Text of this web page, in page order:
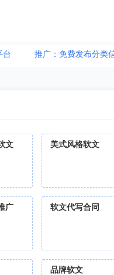
台 推广：免费发布分类
文 美式风格软文
广 软文代写合同
品牌软文